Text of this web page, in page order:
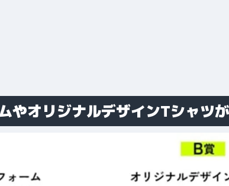
やオリジナルデザインTシャツ